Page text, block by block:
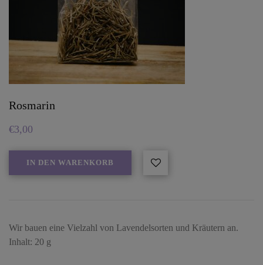
Rosmarin
€3,00
IN DEN WARENKORB
Wir bauen eine Vielzahl von Lavendelsorten und Kräutern an.
Inhalt: 20 g